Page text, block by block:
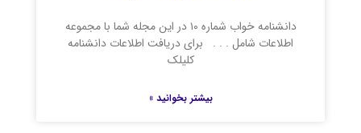
دانشنامه خواب شماره ۱۰ در این مجله شما با مجموعه
اطلاعات شامل . . . برای دریافت اطلاعات دانشنامه
کلیلک
بیشتر بخوانید »